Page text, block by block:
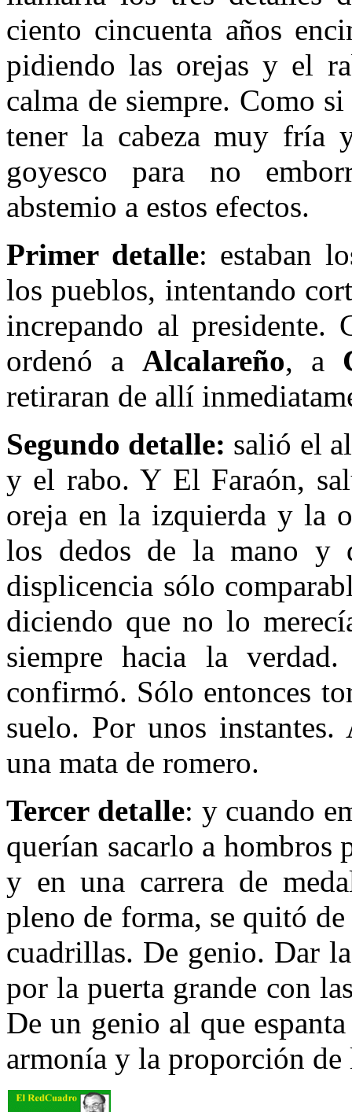
ciento cincuenta años
pidiendo las orejas y el
calma de siempre. Como
tener la cabeza muy fría
goyesco para no
abstemio a estos efectos.
Primer detalle: estaban
los pueblos, intentando
increpando al
ordenó aAlcalareño, a
retiraran de allí
Segundo detalle: salió el
y el rabo. Y El Faraón,
oreja en la izquierda y la
los dedos de la mano y
displicencia sólo
diciendo que no lo
siempre hacia la
confirmó. Sólo entonces
suelo. Por unos
una mata de romero.
Tercer detalle: y cuando
querían sacarlo a hombros
y en una carrera de
pleno de forma, se quitó
cuadrillas. De genio. Dar
por la puerta grande con
De un genio al que
armonía y la proporción